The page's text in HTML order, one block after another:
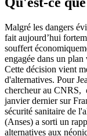
Malgré les dangers
fait aujourd’hui
souffert
engagée dans un
Cette décision vient
d'alternatives. Pour
chercheur au CNRS,
janvier dernier sur
sécurité sanitaire de
(Anses) a sorti un
alternatives aux